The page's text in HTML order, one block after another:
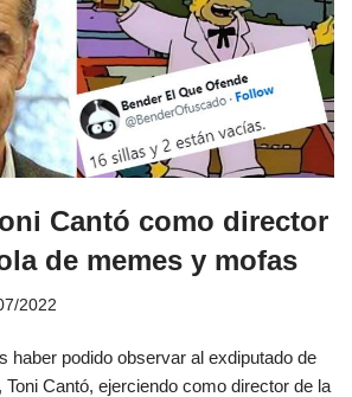
Cantó como director
de memes y mofas
2022
haber podido observar al exdiputado de
Cantó, ejerciendo como director de la